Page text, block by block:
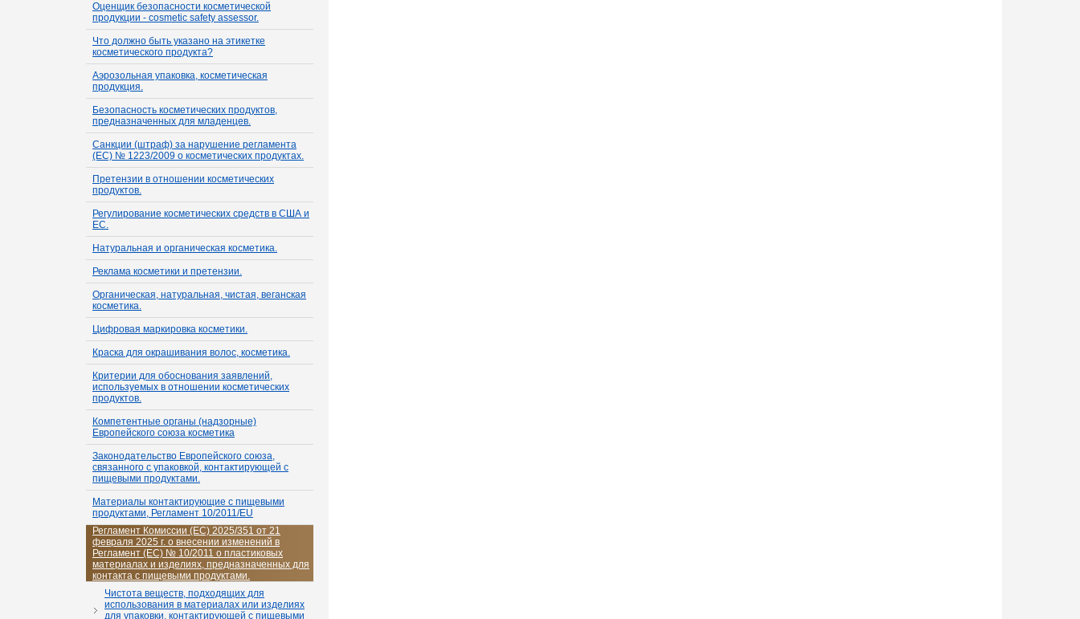
Оценщик безопасности косметической
продукции - cosmetic safety assessor.
Что должно быть указано на этикетке
косметического продукта?
Аэрозольная упаковка, косметическая
продукция.
Безопасность косметических продуктов,
предназначенных для младенцев.
Санкции (штраф) за нарушение регламента
(ЕС) № 1223/2009 о косметических продуктах.
Претензии в отношении косметических
продуктов.
Регулирование косметических средств в США и
ЕС.
Натуральная и органическая косметика.
Реклама косметики и претензии.
Органическая, натуральная, чистая, веганская
косметика.
Цифровая маркировка косметики.
Краска для окрашивания волос, косметика.
Критерии для обоснования заявлений,
используемых в отношении косметических
продуктов.
Компетентные органы (надзорные)
Европейского союза косметика
Законодательство Европейского союза,
связанного с упаковкой, контактирующей с
пищевыми продуктами.
Материалы контактирующие с пищевыми
продуктами, Регламент 10/2011/EU
Регламент Комиссии (ЕС) 2025/351 от 21
февраля 2025 г. о внесении изменений в
Регламент (ЕС) № 10/2011 о пластиковых
материалах и изделиях, предназначенных для
контакта с пищевыми продуктами.
Чистота веществ, подходящих для
использования в материалах или изделиях
для упаковки, контактирующей с пищевыми